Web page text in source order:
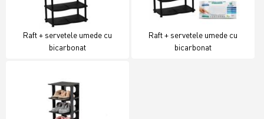
Raft + servetele umede cu
bicarbonat
Raft + servetele umede cu
bicarbonat